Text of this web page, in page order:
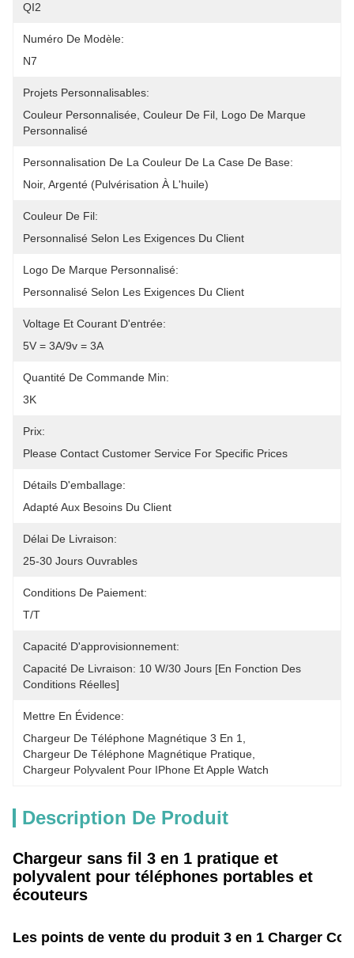
QI2
Numéro De Modèle:
N7
Projets Personnalisables:
Couleur Personnalisée, Couleur De Fil, Logo De Marque
Personnalisé
Personnalisation De La Couleur De La Case De Base:
Noir, Argenté (pulvérisation À L'huile)
Couleur De Fil:
Personnalisé Selon Les Exigences Du Client
Logo De Marque Personnalisé:
Personnalisé Selon Les Exigences Du Client
Voltage Et Courant D'entrée:
5V = 3A/9v = 3A
Quantité De Commande Min:
3K
Prix:
Please Contact Customer Service For Specific Prices
Détails D'emballage:
Adapté Aux Besoins Du Client
Délai De Livraison:
25-30 Jours Ouvrables
Conditions De Paiement:
T/T
Capacité D'approvisionnement:
Capacité De Livraison: 10 W/30 Jours [en Fonction Des
Conditions Réelles]
Mettre En Évidence:
Chargeur De Téléphone Magnétique 3 En 1
Chargeur De Téléphone Magnétique Pratique
Chargeur Polyvalent Pour IPhone Et Apple Watch
Description De Produit
Chargeur sans fil 3 en 1 pratique et
polyvalent pour téléphones portables et
écouteurs
Les points de vente du produit 3 en 1 Charger